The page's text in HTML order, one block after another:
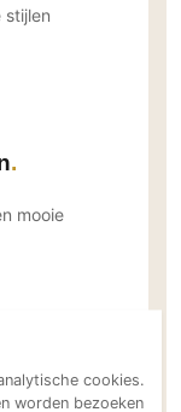
stijlen
mooie
cookies.
worden bezoeken